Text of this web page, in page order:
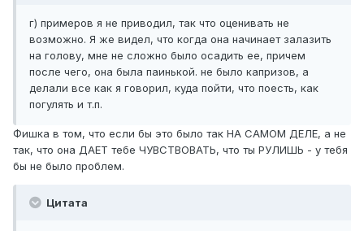
г) примеров я не приводил, так что оценивать не
возможно. Я же видел, что когда она начинает залазить
на голову, мне не сложно было осадить ее, причем
после чего, она была паинькой. не было капризов, а
делали все как я говорил, куда пойти, что поесть, как
погулять и т.п.
Фишка в том, что если бы это было так НА САМОМ ДЕЛЕ, а не
так, что она ДАЕТ тебе ЧУВСТВОВАТЬ, что ты РУЛИШЬ - у тебя
бы не было проблем.
Цитата